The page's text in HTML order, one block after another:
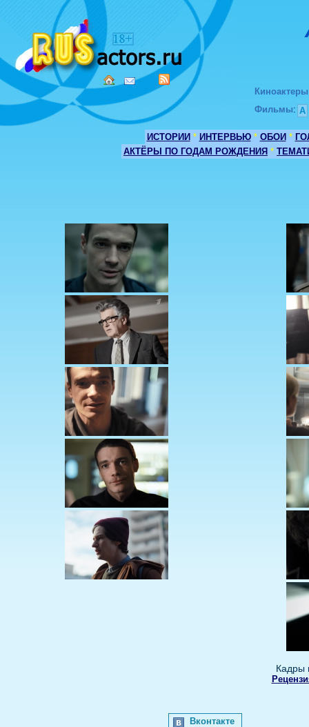
Киноактеры
Фильмы: А
ИСТОРИИ * ИНТЕРВЬЮ * ОБОИ *
АКТЁРЫ ПО ГОДАМ РОЖДЕНИЯ *
Кадры
Вконтакте